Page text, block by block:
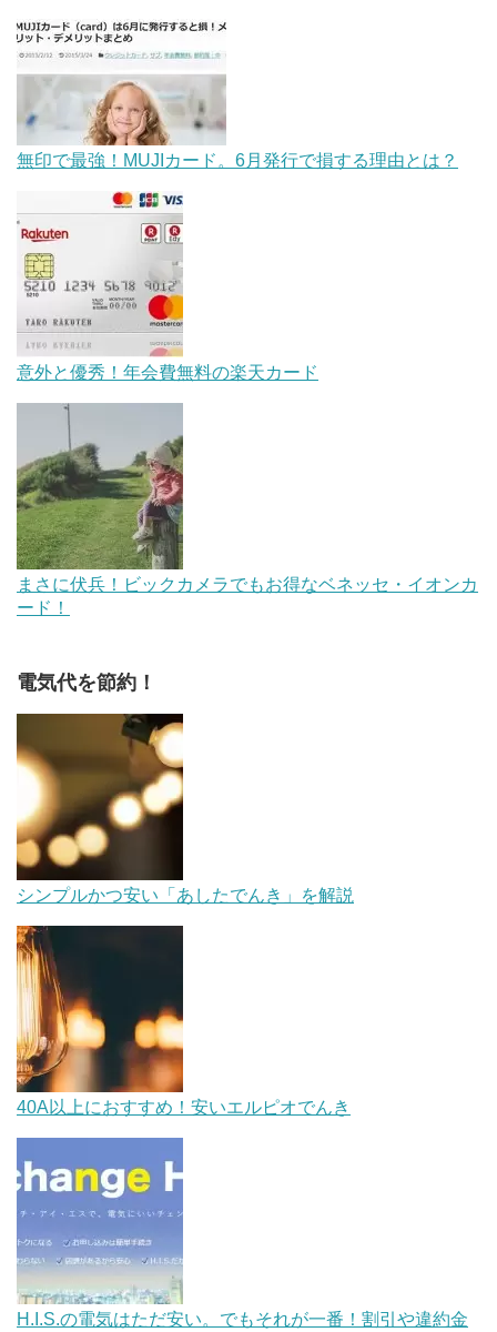
無印で最強！MUJIカード。6月発行で損する理由とは？
意外と優秀！年会費無料の楽天カード
まさに伏兵！ビックカメラでもお得なベネッセ・イオンカ
ード！
電気代を節約！
シンプルかつ安い「あしたでんき」を解説
40A以上におすすめ！安いエルピオでんき
H.I.S.の電気はただ安い。でもそれが一番！割引や違約金